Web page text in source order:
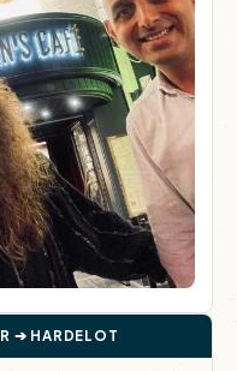
➔ HARDELOT